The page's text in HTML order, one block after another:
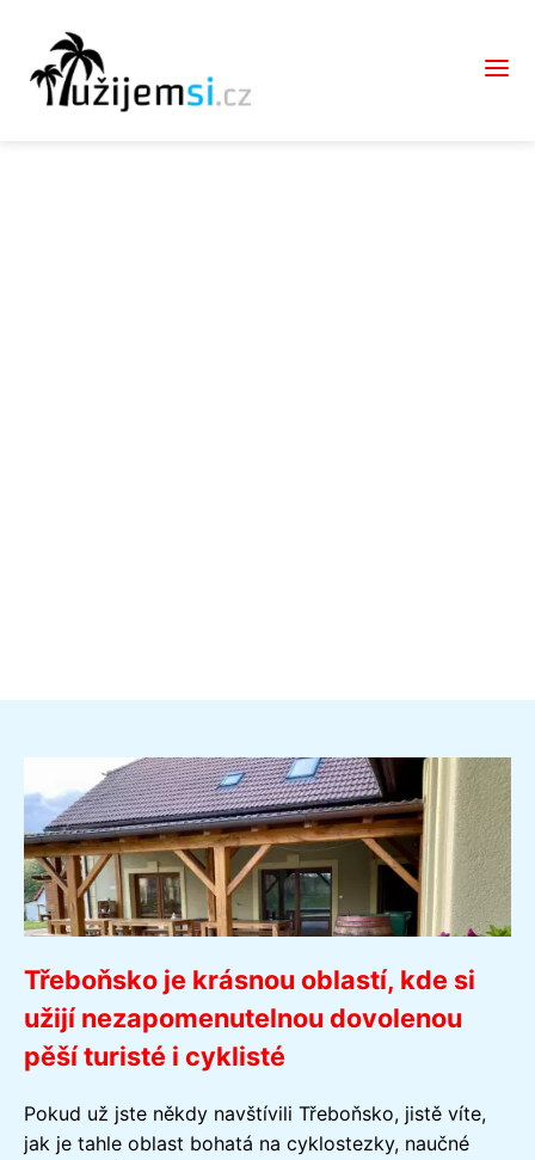
Třeboňsko je krásnou oblastí, kde si
užijí nezapomenutelnou dovolenou
pěší turisté i cyklisté
Pokud už jste někdy navštívili Třeboňsko, jistě víte,
jak je tahle oblast bohatá na cyklostezky, naučné